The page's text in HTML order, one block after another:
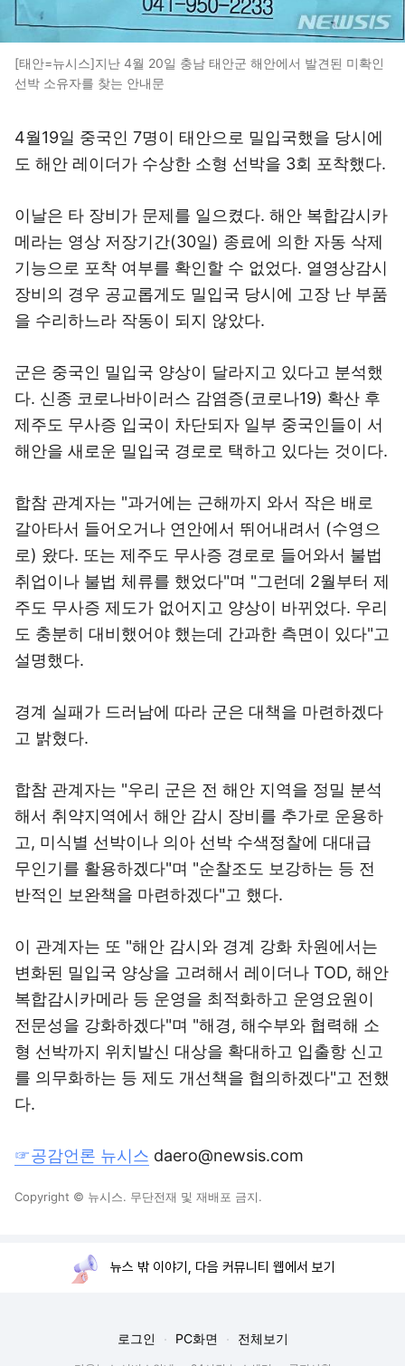
[태안=뉴시스]지난 4월 20일 충남 태안군 해안에서 발견된 미확인
선박 소유자를 찾는 안내문
4월19일 중국인 7명이 태안으로 밀입국했을 당시에
도 해안 레이더가 수상한 소형 선박을 3회 포착했다.
이날은 타 장비가 문제를 일으켰다. 해안 복합감시카
메라는 영상 저장기간(30일) 종료에 의한 자동 삭제
기능으로 포착 여부를 확인할 수 없었다. 열영상감시
장비의 경우 공교롭게도 밀입국 당시에 고장 난 부품
을 수리하느라 작동이 되지 않았다.
군은 중국인 밀입국 양상이 달라지고 있다고 분석했
다. 신종 코로나바이러스 감염증(코로나19) 확산 후
제주도 무사증 입국이 차단되자 일부 중국인들이 서
해안을 새로운 밀입국 경로로 택하고 있다는 것이다.
합참 관계자는 "과거에는 근해까지 와서 작은 배로
갈아타서 들어오거나 연안에서 뛰어내려서 (수영으
로) 왔다. 또는 제주도 무사증 경로로 들어와서 불법
취업이나 불법 체류를 했었다"며 "그런데 2월부터 제
주도 무사증 제도가 없어지고 양상이 바뀌었다. 우리
도 충분히 대비했어야 했는데 간과한 측면이 있다"고
설명했다.
경계 실패가 드러남에 따라 군은 대책을 마련하겠다
고 밝혔다.
합참 관계자는 "우리 군은 전 해안 지역을 정밀 분석
해서 취약지역에서 해안 감시 장비를 추가로 운용하
고, 미식별 선박이나 의아 선박 수색정찰에 대대급
무인기를 활용하겠다"며 "순찰조도 보강하는 등 전
반적인 보완책을 마련하겠다"고 했다.
이 관계자는 또 "해안 감시와 경계 강화 차원에서는
변화된 밀입국 양상을 고려해서 레이더나 TOD, 해안
복합감시카메라 등 운영을 최적화하고 운영요원이
전문성을 강화하겠다"며 "해경, 해수부와 협력해 소
형 선박까지 위치발신 대상을 확대하고 입출항 신고
를 의무화하는 등 제도 개선책을 협의하겠다"고 전했
다.
☞공감언론 뉴시스 daero@newsis.com
Copyright © 뉴시스. 무단전재 및 재배포 금지.
뉴스 밖 이야기, 다음 커뮤니티 웹에서 보기
로그인 PC화면 전체보기